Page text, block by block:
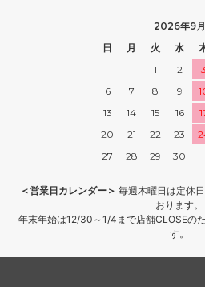
2026年9月
日
月 火 水
1
2 3
6
7 8 9
13
14 15 16
20
21 22 23
27
28 29 30
＜営業日カレンダー＞ 毎週木曜日は定休
おります。
年末年始は12/30～1/4まで店舗CLOSEの
す。